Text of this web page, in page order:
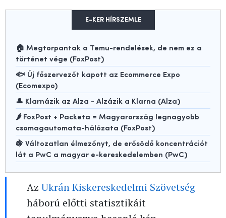
E-KER HÍRSZEMLE
🏠 Megtorpantak a Temu-rendelések, de nem ez a
történet vége (FoxPost)
🐟 Új főszervezőt kapott az Ecommerce Expo
(Ecomexpo)
🎩 Klarnázik az Alza - Alzázik a Klarna (Alza)
🌶️ FoxPost + Packeta = Magyarország legnagyobb
csomagautomata-hálózata (FoxPost)
🍇 Változatlan élmezőnyt, de erősödő koncentrációt
lát a PwC a magyar e-kereskedelemben (PwC)
Az Ukrán Kiskereskedelmi Szövetség
háború előtti statisztikáit